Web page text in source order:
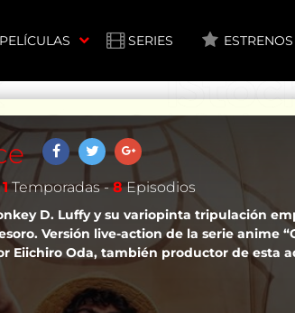
PELÍCULAS SERIES ESTRENOS
1Temporadas -8Episodios
D. Luffy y su variopinta tripulación
Versión live-action de la serie anime
Eiichiro Oda, también productor de esta